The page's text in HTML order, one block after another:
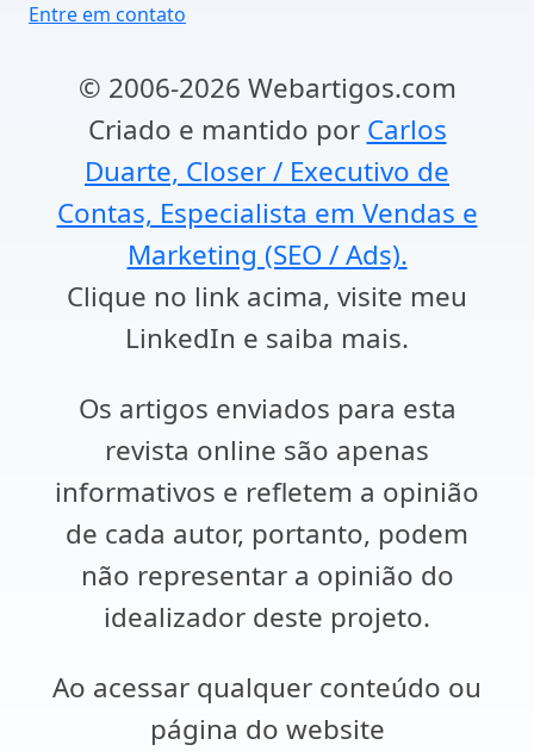
Entre em contato
© 2006-2026 Webartigos.com
Criado e mantido por Carlos
Duarte, Closer / Executivo de
Contas, Especialista em Vendas e
Marketing (SEO / Ads).
Clique no link acima, visite meu
LinkedIn e saiba mais.
Os artigos enviados para esta
revista online são apenas
informativos e refletem a opinião
de cada autor, portanto, podem
não representar a opinião do
idealizador deste projeto.
Ao acessar qualquer conteúdo ou
página do website